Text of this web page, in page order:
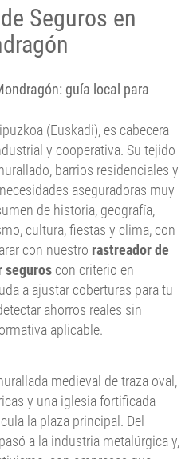
guía local para
(Euskadi), es cabecera
y cooperativa. Su tejido
barrios residenciales y
aseguradoras muy
de historia, geografía,
cultura, fiestas y clima, con
con nuestrorastreador de
seguroscon criterio en
a ajustar coberturas para tu
ahorros reales sin
aplicable.
medieval de traza oval,
y una iglesia fortificada
la plaza principal. Del
a la industria metalúrgica y,
con empresas que
y las tipologías de vivienda